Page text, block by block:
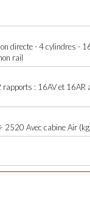
directe - 4 cylindres -
rail
rapports : 16AV et 16AR
2520 Avec cabine Air